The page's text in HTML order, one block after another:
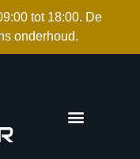
tot 18:00. De
onderhoud.